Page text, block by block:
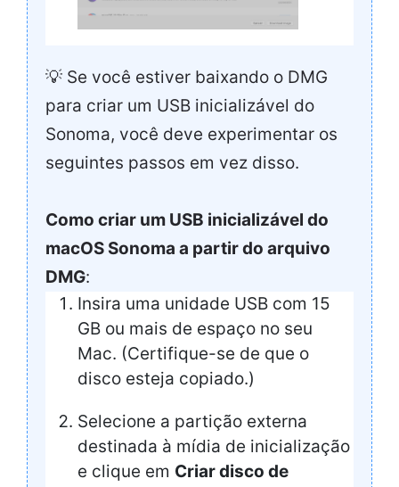
💡 Se você estiver baixando o DMG
para criar um USB inicializável do
Sonoma, você deve experimentar os
seguintes passos em vez disso.
Como criar um USB inicializável do
macOS Sonoma a partir do arquivo
DMG:
Insira uma unidade USB com 15
GB ou mais de espaço no seu
Mac. (Certifique-se de que o
disco esteja copiado.)
Selecione a partição externa
destinada à mídia de inicialização
e clique em Criar disco de